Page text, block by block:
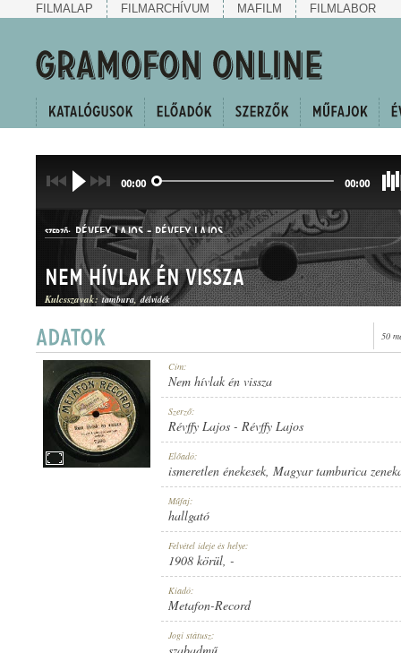
FILMALAP FILMARCHÍVUM MAFILM FILMLABOR
00:00 00:00
SZERZŐ: RÉVFFY LAJOS -RÉVFFY LAJOS
HALLGATÓ
1908 KÖRÜL
Nem hívlak én vissza
Kulcsszavak: tambura délvidék
50
Cím:
Nem hívlak én vissza
Szerző:
Révffy Lajos - Révffy Lajos
Előadó:
ismeretlen énekesek, Magyar tamburica
Műfaj:
hallgató
Felvétel ideje és helye:
1908 körül, -
Kiadó:
Metafon-Record
Jogi státusz: